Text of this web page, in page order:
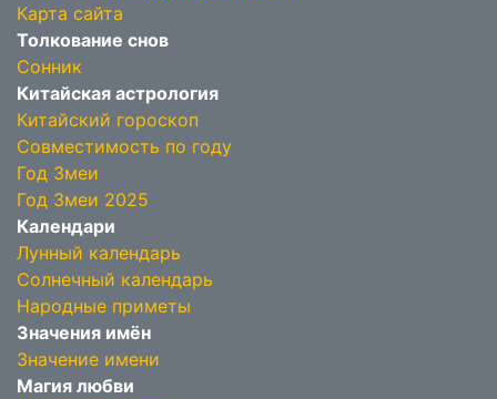
Карта сайта
Толкование снов
Сонник
Китайская астрология
Китайский гороскоп
Совместимость по году
Год Змеи
Год Змеи 2025
Календари
Лунный календарь
Солнечный календарь
Народные приметы
Значения имён
Значение имени
Магия любви